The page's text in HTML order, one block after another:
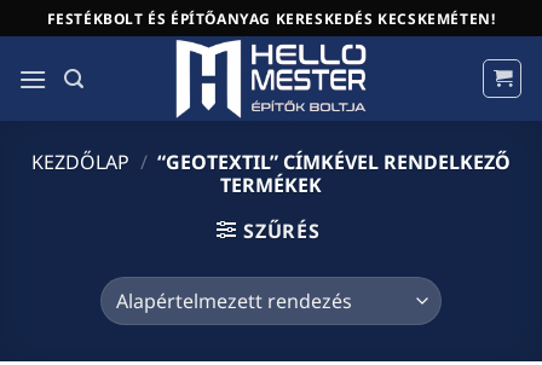
to
content
FESTÉKBOLT ÉS ÉPÍTŐANYAG KERESKEDÉS KECSKEMÉTEN!
KEZDŐLAP / “GEOTEXTIL” CÍMKÉVEL RENDELKEZŐ
TERMÉKEK
SZŰRÉS